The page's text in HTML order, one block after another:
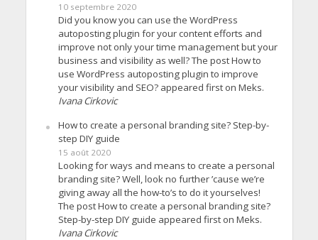
10 septembre 2020
Did you know you can use the WordPress
autoposting plugin for your content efforts and
improve not only your time management but your
business and visibility as well? The post How to
use WordPress autoposting plugin to improve
your visibility and SEO? appeared first on Meks.
Ivana Cirkovic
How to create a personal branding site? Step-by-
step DIY guide
15 août 2020
Looking for ways and means to create a personal
branding site? Well, look no further ’cause we’re
giving away all the how-to’s to do it yourselves!
The post How to create a personal branding site?
Step-by-step DIY guide appeared first on Meks.
Ivana Cirkovic